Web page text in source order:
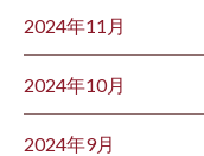
2024年11月
2024年10月
2024年9月